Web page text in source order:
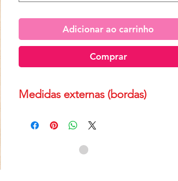
Adicionar ao carrinho
Comprar
Medidas externas (bordas)
medida de 11.5cm x 9.5cm
externas tem medida de 14.5cm x 14.5cm